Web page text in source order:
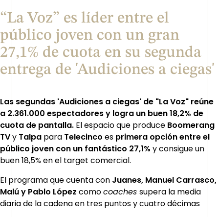
“La Voz” es líder entre el
público joven con un gran
27,1% de cuota en su segunda
entrega de 'Audiciones a ciegas'
Las segundas 'Audiciones a ciegas' de "La Voz" reúne
a 2.361.000 espectadores y logra un buen 18,2% de
cuota de pantalla. El espacio que produce Boomerang
TVy Talpa para Telecinco es primera opción entre el
público joven con un fantástico 27,1% y consigue un
buen 18,5% en el target comercial.
El programa que cuenta con Juanes, Manuel Carrasco,
Malú y Pablo López comocoaches supera la media
diaria de la cadena en tres puntos y cuatro décimas​